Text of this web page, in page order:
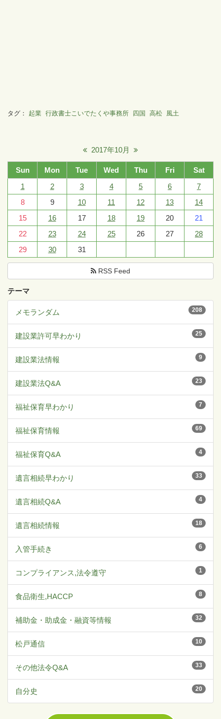
2017年10月
Sun Mon Tue Wed Thu Fri
Sat
1
2 3 4 5 6
7
8
9 10 11 12 13
14
15
16 17 18 19 20
21
22
23 24 25 26 27
28
29
30 31
RSS Feed
テーマ
208
メモランダム
25
建設業許可早わかり
9
建設業法情報
23
建設業法Q&A
7
福祉保育早わかり
69
福祉保育情報
4
福祉保育Q&A
33
遺言相続早わかり
4
遺言相続Q&A
18
遺言相続情報
6
入管手続き
1
コンプライアンス,法令遵守
8
食品衛生,HACCP
32
補助金・助成金・融資等情報
10
松戸通信
33
その他法令Q&A
20
自分史
タグ： 起業 行政書士こいでたくや事務所 四国 高松 風土